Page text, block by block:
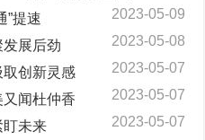
2023-05-09
”提速
2023-05-08
发展后劲
2023-05-07
取创新灵感
2023-05-07
又闻杜仲香
2023-05-07
盯未来